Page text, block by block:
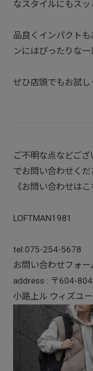
なスタイルにもスッ
品良くインパクト
ンにはぴったりな一
ぜひ店頭でもお試し
ご不明な点などご
でお問い合わせくだ
《お問い合わせはこ
LOFTMAN1981
tel:075-254-5678
お問い合わせフォー
address : 〒604-
小路上ル ウィズユ